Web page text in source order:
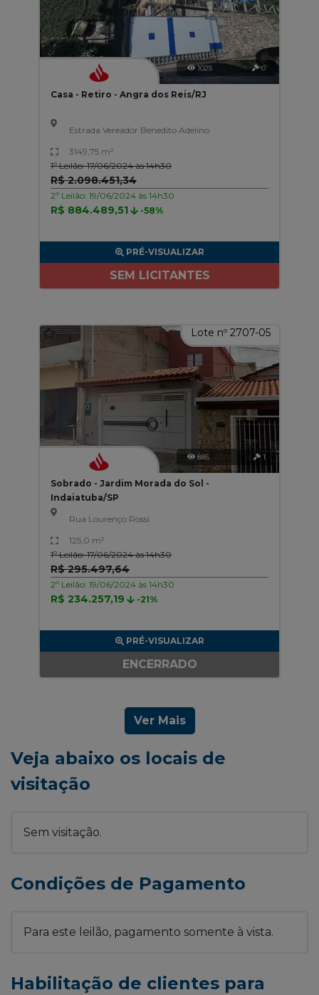
1025 0
Casa - Retiro - Angra dos Reis/RJ
Estrada Vereador Benedito Adelino
3149,75 m²
1º Leilão: 17/06/2024 às 14h30
R$ 2.098.451,34
2º Leilão: 19/06/2024 às 14h30
R$ 884.489,51 -58%
PRÉ-VISUALIZAR
SEM LICITANTES
Lote nº 2707-05
885 1
Sobrado - Jardim Morada do Sol -
Indaiatuba/SP
Rua Lourenço Rossi
125,0 m²
1º Leilão: 17/06/2024 às 14h30
R$ 295.497,64
2º Leilão: 19/06/2024 às 14h30
R$ 234.257,19 -21%
PRÉ-VISUALIZAR
ENCERRADO
Ver Mais
Veja abaixo os locais de
visitação
Sem visitação.
Condições de Pagamento
Para este leilão, pagamento somente à vista.
Habilitação de clientes para